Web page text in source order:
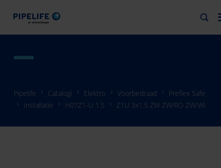
Pipelife Catalogi Elektro Voorbedraad
Preflex Safe
Installatie
H07Z1-U 1.5 Z1U 3x1.5 ZW ZW/RO ZW/WI